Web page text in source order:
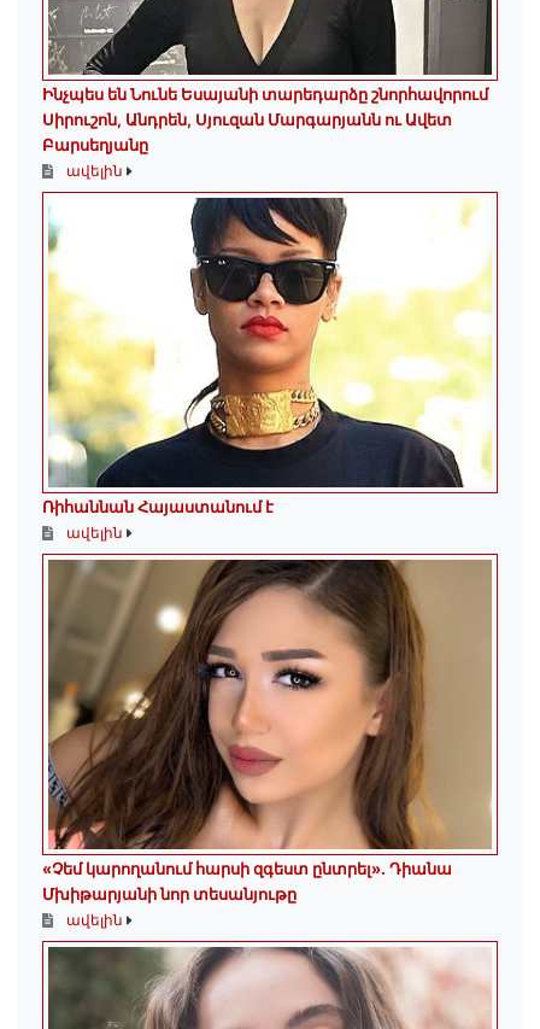
Ինչպես են Նունե Եսայանի տարեդարձը շնորհավորում
Սիրուշոն, Անդրեն, Սյուզան Մարգարյանն ու Ավետ
Բարսեղյանը
ավելին
Ռիհաննան Հայաստանում է
ավելին
«Չեմ կարողանում հարսի զգեստ ընտրել». Դիանա
Մխիթարյանի նոր տեսանյութը
ավելին